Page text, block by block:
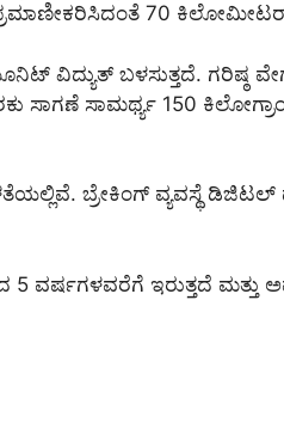
70
ವಿದ್ಯುತ್ ಬಳಸುತ್ತದೆ. ಗರಿಷ್ಠ
ಸಾಗಣೆ ಸಾಮರ್ಥ್ಯ 150
ಬ್ರೇಕಿಂಗ್ ವ್ಯವಸ್ಥೆ
ವರ್ಷಗಳವರೆಗೆ ಇರುತ್ತದೆ ಮತ್ತು